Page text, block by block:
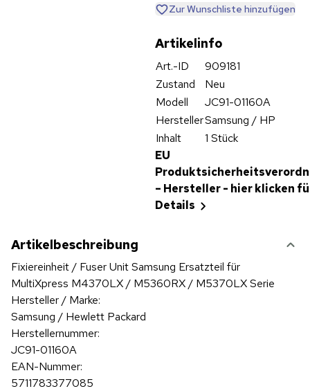
Zur Wunschliste hinzufügen
Artikelinfo
Art.-ID
909181
Zustand
Neu
Modell
JC91-01160A
HerstellerSamsung / HP
Inhalt
1 Stück
EU
– Hersteller - hier klicken
Details
Artikelbeschreibung
Fixiereinheit / Fuser Unit Samsung Ersatzteil für
MultiXpress M4370LX / M5360RX / M5370LX Serie
Hersteller / Marke:
Samsung / Hewlett Packard
Herstellernummer:
JC91-01160A
EAN-Nummer:
5711783377085